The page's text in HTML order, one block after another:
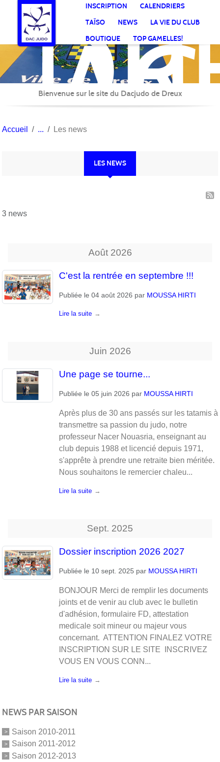
INSCRIPTION
CALENDRIERS
TAÏSO
NEWS
LA VIE DU CLUB
BOUTIQUE
TOP GAMELLES!
AC
Bienvenue sur le site du Dacjudo de Dreux
Accueil Les news
LES NEWS
3 news
Août 2026
C'est la rentrée en septembre !!!
Publiée le 04 août 2026 par MOUSSA HIRTI
Lire la suite
Juin 2026
Une page se tourne...
Publiée le 05 juin 2026 par MOUSSA HIRTI
Après plus de 30 ans passés sur les tatamis à
transmettre sa passion du judo, notre
professeur Nacer Nouasria, enseignant au
club depuis 1988 et licencié depuis 1971,
s'apprête à prendre une retraite bien méritée.
Nous souhaitons le remercier chaleu...
Lire la suite
Sept. 2025
Dossier inscription 2026 2027
Publiée le 10 sept. 2025 par MOUSSA HIRTI
BONJOUR Merci de remplir les documents
joints et de venir au club avec le bulletin
d'adhésion, formulaire FD, attestation
medicale soit mineur ou majeur vous
concernant. ATTENTION FINALEZ VOTRE
INSCRIPTION SUR LE SITE INSCRIVEZ
VOUS EN VOUS CONN...
Lire la suite
NEWS PAR SAISON
Saison 2010-2011
Saison 2011-2012
Saison 2012-2013
Panneau de gestion des cookies